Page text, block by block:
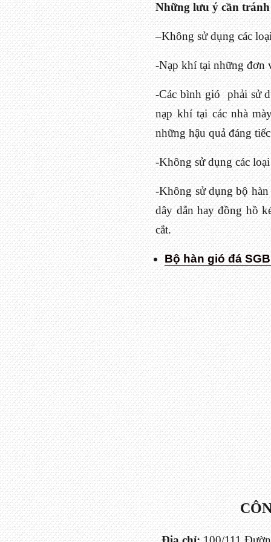
Những lưu ý cần
–Không sử dụng các
-Nạp khí tại những đơn
-Các bình gió phải sử
nạp khí tại các nhà
những hậu quả đáng
-Không sử dụng các
-Không sử dụng bộ
dây dẫn hay đồng hồ
cắt.
Bộ hàn gió đá